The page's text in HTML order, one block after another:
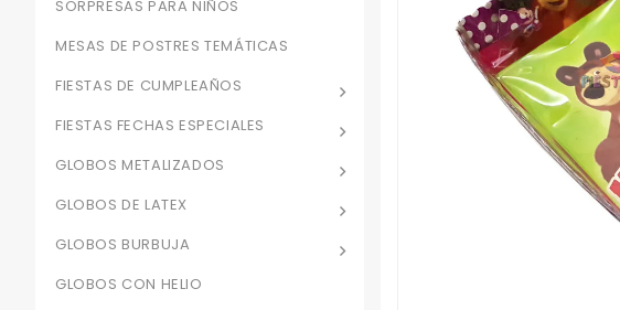
SORPRESAS PARA NIÑOS
MESAS DE POSTRES TEMÁTICAS
FIESTAS DE CUMPLEAÑOS
FIESTAS FECHAS ESPECIALES
GLOBOS METALIZADOS
GLOBOS DE LATEX
GLOBOS BURBUJA
GLOBOS CON HELIO